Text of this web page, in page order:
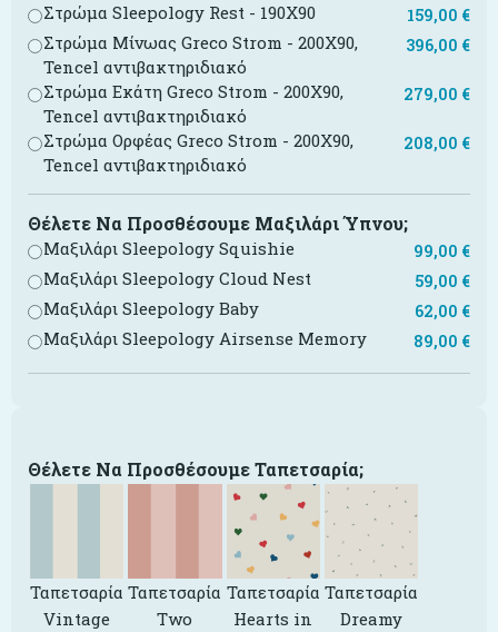
Στρώμα Sleepology Rest - 190X90 159,00 €
Στρώμα Μίνωας Greco Strom - 200X90,
Tencel αντιβακτηριδιακό
396,00 €
Στρώμα Εκάτη Greco Strom - 200X90,
Tencel αντιβακτηριδιακό
279,00 €
Στρώμα Ορφέας Greco Strom - 200X90,
Tencel αντιβακτηριδιακό
208,00 €
Θέλετε Να Προσθέσουμε Μαξιλάρι Ύπνου;
Μαξιλάρι Sleepology Squishie 99,00 €
Μαξιλάρι Sleepology Cloud Nest 59,00 €
Μαξιλάρι Sleepology Baby 62,00 €
Μαξιλάρι Sleepology Airsense Memory 89,00 €
Θέλετε Να Προσθέσουμε Ταπετσαρία;
Ταπετσαρία
Vintage
Ταπετσαρία
Two
Ταπετσαρία
Hearts in
Ταπετσαρία
Dreamy